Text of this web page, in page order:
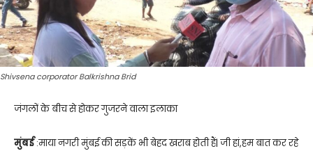
Shivsena corporator Balkrishna Brid
जंगलों के बीच से होकर गुजरने वाला इलाका
मुंबई:माया नगरी मुंबई की सड़कें भी बेहद खराब होती हैं| जी हां,हम बात कर रहे